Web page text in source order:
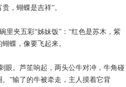
，蝴蝶是吉祥”。
里夹五彩“姊妹饭”：“红色是苏木，紫
蝶，像要飞起来。
眼。芦笙响起，两头公牛对冲，牛角碰
”输了的牛被牵走，主人摸着它背